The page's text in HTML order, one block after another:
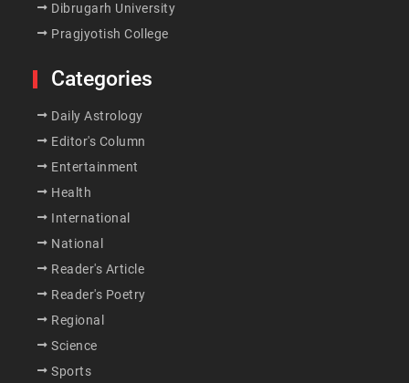
Dibrugarh University
Pragjyotish College
Categories
Daily Astrology
Editor's Column
Entertainment
Health
International
National
Reader's Article
Reader's Poetry
Regional
Science
Sports